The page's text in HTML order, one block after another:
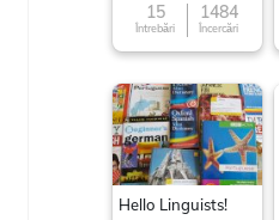
15
Întrebări
1484
Încercări
Hello Linguists!